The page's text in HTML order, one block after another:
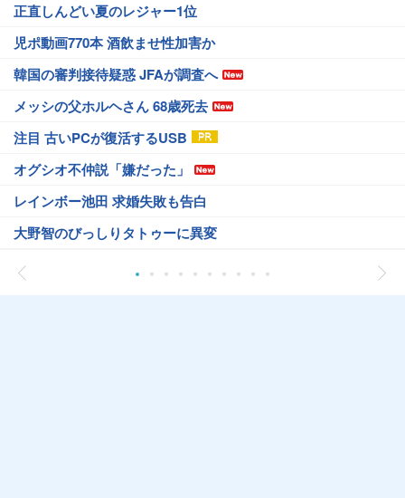
正直しんどい夏のレジャー1位
児ポ動画770本 酒飲ませ性加害か
韓国の審判接待疑惑 JFAが調査へ
メッシの父ホルヘさん 68歳死去
注目 古いPCが復活するUSB
オグシオ不仲説「嫌だった」
レインボー池田 求婚失敗も告白
大野智のびっしりタトゥーに異変